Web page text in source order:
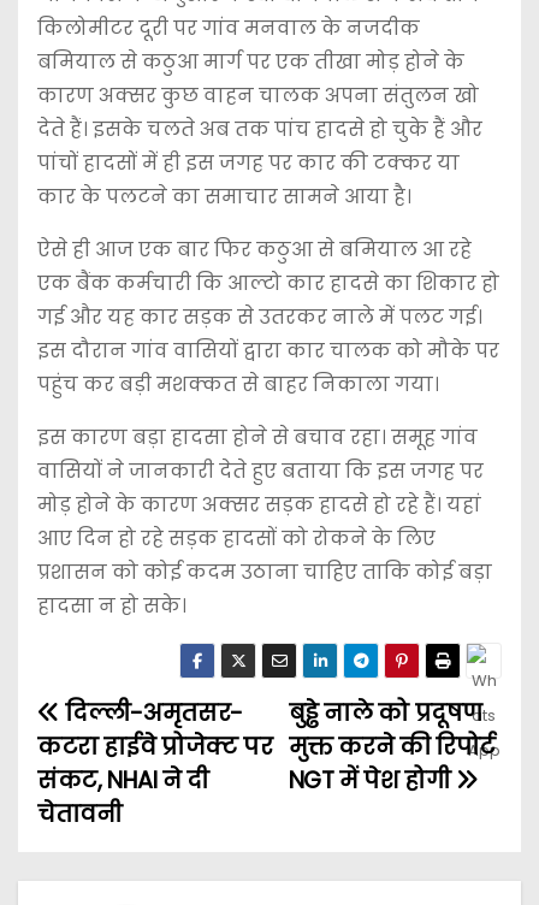
किलोमीटर दूरी पर गांव मनवाल के नजदीक
बमियाल से कठुआ मार्ग पर एक तीखा मोड़ होने के
कारण अक्सर कुछ वाहन चालक अपना संतुलन खो
देते हैं। इसके चलते अब तक पांच हादसे हो चुके हैं और
पांचों हादसों में ही इस जगह पर कार की टक्कर या
कार के पलटने का समाचार सामने आया है।
ऐसे ही आज एक बार फिर कठुआ से बमियाल आ रहे
एक बैंक कर्मचारी कि आल्टो कार हादसे का शिकार हो
गई और यह कार सड़क से उतरकर नाले में पलट गई।
इस दौरान गांव वासियों द्वारा कार चालक को मौके पर
पहुंच कर बड़ी मशक्कत से बाहर निकाला गया।
इस कारण बड़ा हादसा होने से बचाव रहा। समूह गांव
वासियों ने जानकारी देते हुए बताया कि इस जगह पर
मोड़ होने के कारण अक्सर सड़क हादसे हो रहे हैं। यहां
आए दिन हो रहे सड़क हादसों को रोकने के लिए
प्रशासन को कोई कदम उठाना चाहिए ताकि कोई बड़ा
हादसा न हो सके।
बुड्ढे नाले को प्रदूषण
मुक्त करने की रिपोर्ट
NGT में पेश होगी
दिल्ली-अमृतसर-
कटरा हाईवे प्रोजेक्ट पर
संकट, NHAI ने दी
चेतावनी